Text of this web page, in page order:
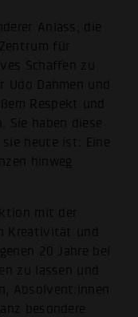
Anlass, die
für
Schaffen zu
Dahmen und
Respekt und
Sie haben diese
sie heute ist: Eine
hinweg
mit der
Kreativität und
20 Jahre bei
zu lassen und
Absolvent:innen
besondere